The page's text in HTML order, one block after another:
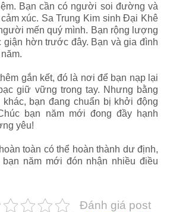
Bạn cần có người soi đường và
xúc. Sa Trung Kim sinh Đại Khê
mến quý mình. Bạn rộng lượng
giận hờn trước đây. Bạn và gia đình
gắn kết, đó là nơi để bạn nạp lại
giữ vững trong tay. Nhưng bằng
bạn đang chuẩn bị khởi động
bạn năm mới đong đầy hạnh
yêu!
toàn có thể hoàn thành dư định,
bạn năm mới đón nhận nhiều điều
Đánh giá post